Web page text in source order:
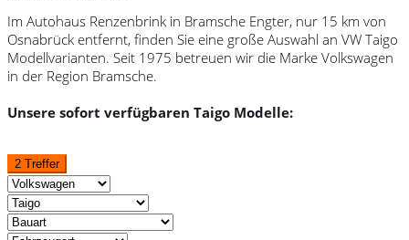
Im Autohaus Renzenbrink in Bramsche Engter, nur 15 km von
Osnabrück entfernt, finden Sie eine große Auswahl an VW Taigo
Modellvarianten. Seit 1975 betreuen wir die Marke Volkswagen
in der Region Bramsche.
Unsere sofort verfügbaren Taigo Modelle:
2 Treffer